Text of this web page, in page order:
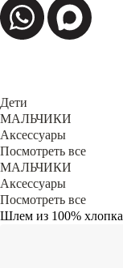
Дети
МАЛЬЧИКИ
Аксессуары
Посмотреть все
МАЛЬЧИКИ
Аксессуары
Посмотреть все
Шлем из 100% хлопка